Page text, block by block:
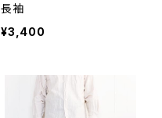
長袖
¥3,400